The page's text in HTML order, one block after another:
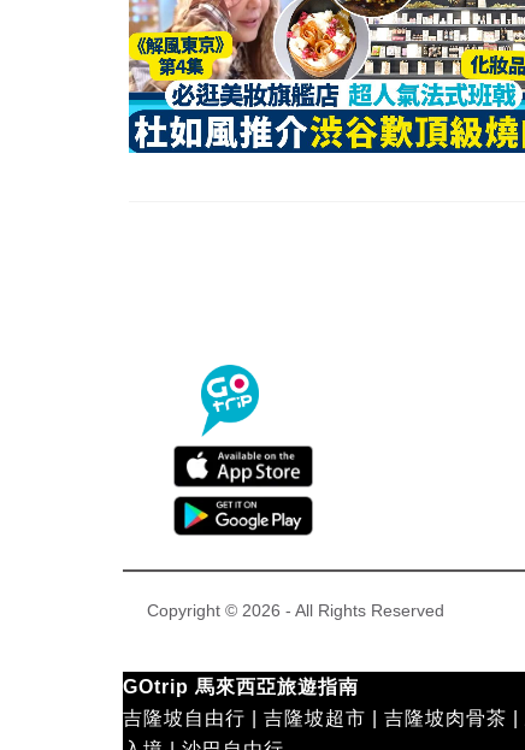
Copyright © 2026 - All Rights Reserved
GOtrip 馬來西亞旅遊指南
吉隆坡自由行
吉隆坡超市 吉隆坡肉骨茶